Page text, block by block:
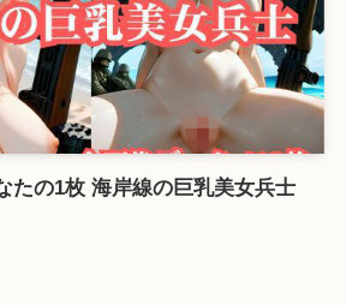
たの1枚 海岸線の巨乳美女兵士